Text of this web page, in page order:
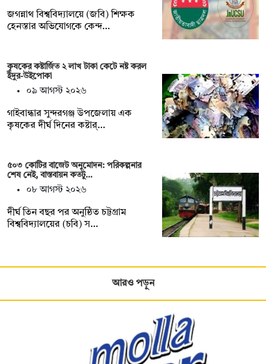
জগন্নাথ বিশ্ববিদ্যালয়ে (জবি) শিক্ষক
হেনস্তার অভিযোগকে কেন্দ…
কৃষকের কষ্টার্জিত ২ লাখ টাকা কেটে নষ্ট করল
ইঁদুর-উইপোকা
০৯ আগস্ট ২০২৬
গাইবান্ধার সুন্দরগঞ্জ উপজেলায় এক
কৃষকের দীর্ঘ দিনের কষ্টার্…
৫০৩ কোটির বাজেট অনুমোদন: পরিকল্পনার
শেষ নেই, বাস্তবায়ন কতটু…
০৮ আগস্ট ২০২৬
দীর্ঘ তিন বছর পর অনুষ্ঠিত চট্টগ্রাম
বিশ্ববিদ্যালয়ের (চবি) স…
আরও পড়ুন